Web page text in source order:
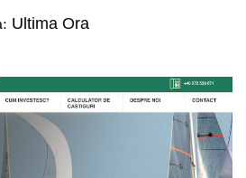
Ultima Ora